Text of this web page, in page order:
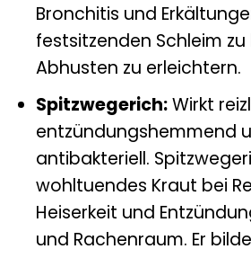
Bronchitis und
festsitzenden Schleim
Abhusten zu erleichtern.
Spitzwegerich:Wirkt
entzündungshemmend
antibakteriell.
wohltuendes Kraut bei
Heiserkeit und
und Rachenraum. Er